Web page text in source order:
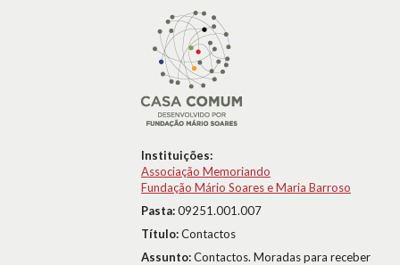
Instituições:
Associação Memoriando
Fundação Mário Soares e Maria Barroso
Pasta:09251.001.007
Título:Contactos
Assunto:Contactos. Moradas para receber